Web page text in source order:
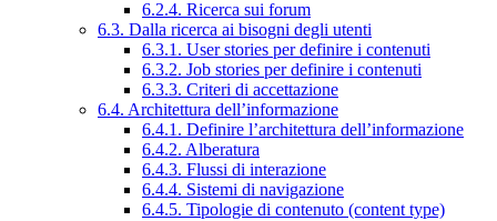
6.2.4. Ricerca sui forum
6.3. Dalla ricerca ai bisogni degli utenti
6.3.1. User stories per definire i contenuti
6.3.2. Job stories per definire i contenuti
6.3.3. Criteri di accettazione
6.4. Architettura dell’informazione
6.4.1. Definire l’architettura dell’informazione
6.4.2. Alberatura
6.4.3. Flussi di interazione
6.4.4. Sistemi di navigazione
6.4.5. Tipologie di contenuto (content type)